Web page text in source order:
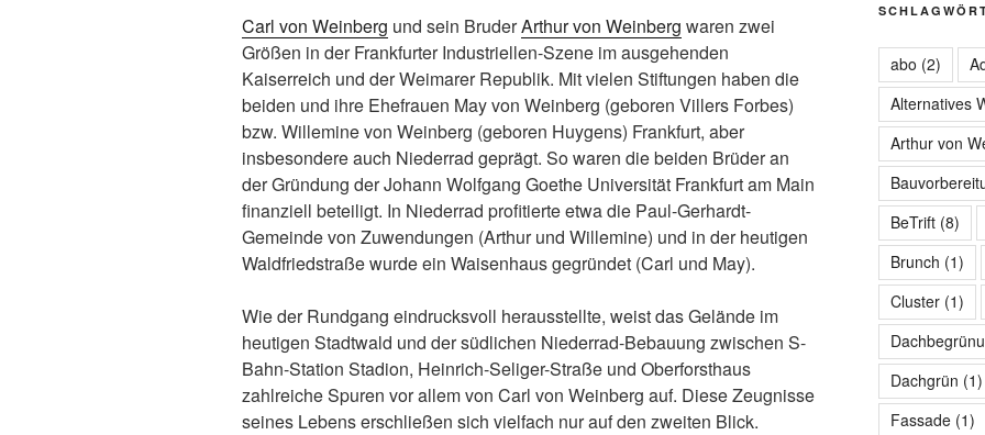
Carl von Weinberg und sein BruderArthur von Weinberg waren zwei
Größen in der Frankfurter Industriellen-Szene im ausgehenden
Kaiserreich und der Weimarer Republik. Mit vielen Stiftungen haben die
beiden und ihre Ehefrauen May von Weinberg (geboren Villers Forbes)
bzw. Willemine von Weinberg (geboren Huygens) Frankfurt, aber
insbesondere auch Niederrad geprägt. So waren die beiden Brüder an
der Gründung der Johann Wolfgang Goethe Universität Frankfurt am Main
finanziell beteiligt. In Niederrad profitierte etwa die Paul-Gerhardt-
Gemeinde von Zuwendungen (Arthur und Willemine) und in der heutigen
Waldfriedstraße wurde ein Waisenhaus gegründet (Carl und May).
Wie der Rundgang eindrucksvoll herausstellte, weist das Gelände im
heutigen Stadtwald und der südlichen Niederrad-Bebauung zwischen S-
Bahn-Station Stadion, Heinrich-Seliger-Straße und Oberforsthaus
zahlreiche Spuren vor allem von Carl von Weinberg auf. Diese Zeugnisse
seines Lebens erschließen sich vielfach nur auf den zweiten Blick.
abo (2)
Alternatives
Arthur von
BeTrift(8)
Brunch (1)
Cluster(1)
Dachgrün (1)
Fassade(1)